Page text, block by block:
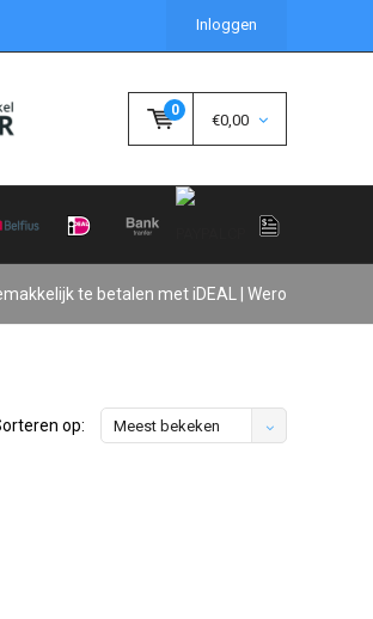
Inloggen
0
€0,00
te betalen met iDEAL | Wero
op: Meest bekeken